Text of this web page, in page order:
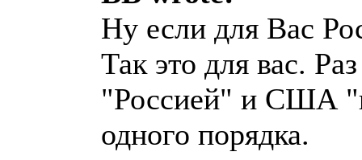
Ну если для Вас
Так это для вас.
"Россией" и США
одного порядка.